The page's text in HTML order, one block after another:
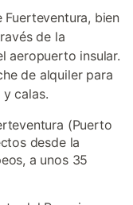
Fuerteventura, bien
de la
aeropuerto insular.
de alquiler para
calas.
(Puerto
desde la
a unos 35